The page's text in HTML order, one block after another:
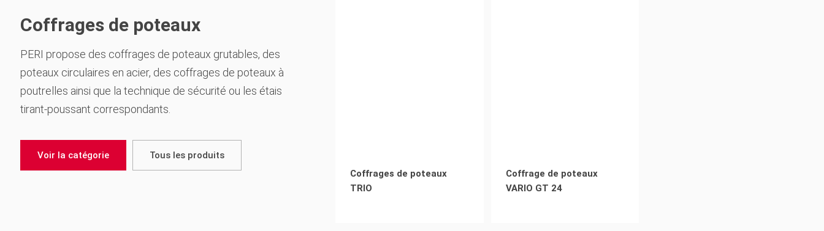
Coffrages de poteaux
PERI propose des coffrages de poteaux grutables, des
poteaux circulaires en acier, des coffrages de poteaux à
poutrelles ainsi que la technique de sécurité ou les étais
tirant-poussant correspondants.
Voir la catégorie
Tous les produits
Coffrages de poteaux
TRIO
Coffrage de poteaux
VARIO GT 24